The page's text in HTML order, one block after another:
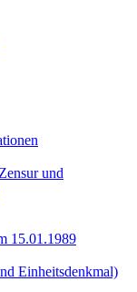
und
15.01.1989
Einheitsdenkmal)